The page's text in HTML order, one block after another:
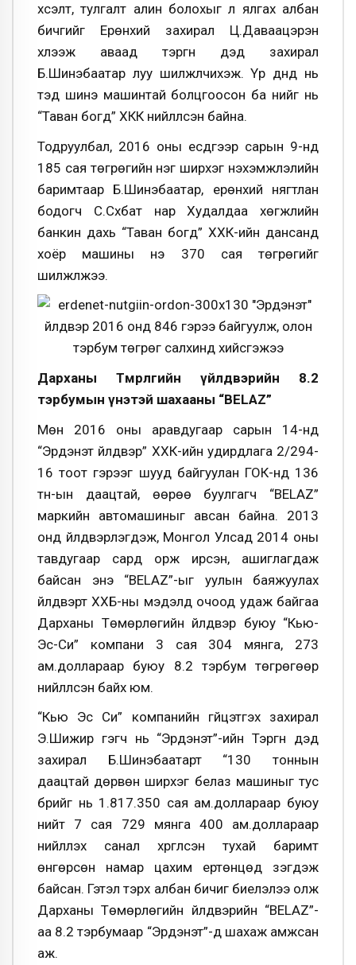
хүсэлт, тулгалт алин болохыг үл ялгах албан
бичгийг Ерөнхий захирал Ц.Даваацэрэн
хүлээж аваад тэргүүн дэд захирал
Б.Шинэбаатар луу шилжүүлчихэж. Үр дүнд нь
тэд шинэ машинтай болцгоосон ба үүнийг нь
“Таван богд” ХКК нийлүүлсэн байна.
Тодруулбал, 2016 оны есдүгээр сарын 9-нд
185 сая төгрөгийн нэг ширхэг нэхэмжлэлийн
баримтаар Б.Шинэбаатар, ерөнхий нягтлан
бодогч С.Сүхбат нар Худалдаа хөгжлийн
банкин дахь “Таван богд” ХХК-ийн дансанд
хоёр машины үнэ 370 сая төгрөгийг
шилжүүлжээ.
Дарханы Төмөрлөгийн үйлдвэрийн 8.2
тэрбумын үнэтэй шахааны “BELAZ”
Мөн 2016 оны аравдугаар сарын 14-нд
“Эрдэнэт үйлдвэр” ХХК-ийн удирдлага 2/294-
16 тоот гэрээг шууд байгуулан ГОК-нд 136
тн-ын даацтай, өөрөө буулгагч “BELAZ”
маркийн автомашиныг авсан байна. 2013
онд үйлдвэрлэгдэж, Монгол Улсад 2014 оны
тавдугаар сард орж ирсэн, ашиглагдаж
байсан энэ “BELAZ”-ыг уулын баяжуулах
үйлдвэрт ХХБ-ны мэдэлд очоод удаж байгаа
Дарханы Төмөрлөгийн үйлдвэр буюу “Кью-
Эс-Си” компани 3 сая 304 мянга, 273
ам.доллараар буюу 8.2 тэрбум төгрөгөөр
нийлүүлсэн байх юм.
“Кью Эс Си” компанийн гүйцэтгэх захирал
Э.Шижир гэгч нь “Эрдэнэт”-ийн Тэргүүн дэд
захирал Б.Шинэбаатарт “130 тоннын
даацтай дөрвөн ширхэг белаз машиныг тус
бүрийг нь 1.817.350 сая ам.доллараар буюу
нийт 7 сая 729 мянга 400 ам.доллараар
нийлүүлэх санал хүргүүлсэн тухай баримт
өнгөрсөн намар цахим ертөнцөд үзэгдэж
байсан. Гэтэл тэрхүү албан бичиг биелэлээ олж
Дарханы Төмөрлөгийн үйлдвэрийн “BELAZ”-
аа 8.2 тэрбумаар “Эрдэнэт”-д шахаж амжсан
аж.